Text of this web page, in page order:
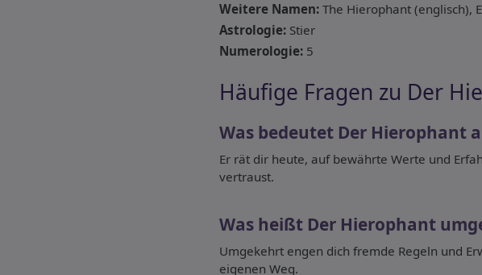
Weitere Namen: The Hierophant (englisch),
Astrologie: Stier
Numerologie: 5
Häufige Fragen zu Der
Was bedeutet Der Hierophant
Er rät dir heute, auf bewährte Werte und
vertraust.
Was heißt Der Hierophant
Umgekehrt engen dich fremde Regeln und
eigenen Weg.